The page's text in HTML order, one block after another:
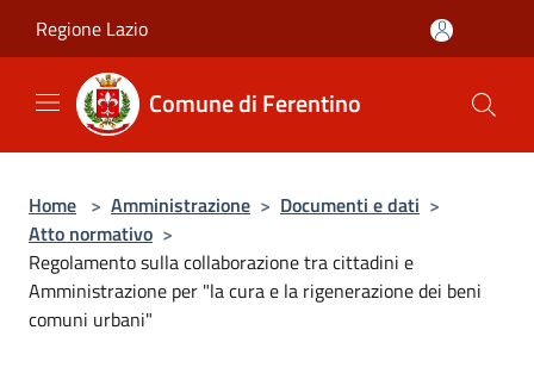
Regione Lazio
Comune di Ferentino
Home > Amministrazione > Documenti e dati >
Atto normativo >
Regolamento sulla collaborazione tra cittadini e
Amministrazione per "la cura e la rigenerazione dei beni
comuni urbani"